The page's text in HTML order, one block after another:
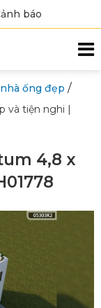
báo
ống đẹp /
và tiện nghi |
4,8 x